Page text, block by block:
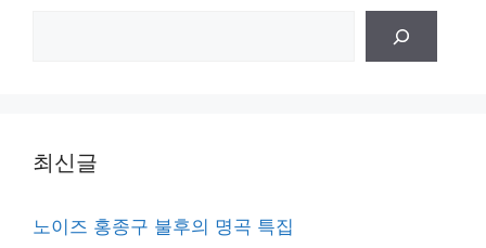
최신글
노이즈 홍종구 불후의 명곡 특집